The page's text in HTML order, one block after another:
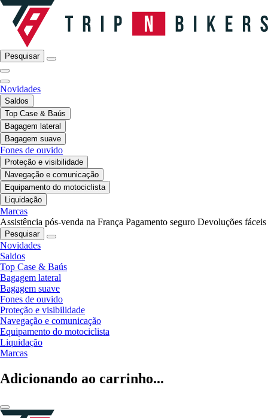
Pesquisar
Novidades
Saldos
Top Case & Baús
Bagagem lateral
Bagagem suave
Fones de ouvido
Proteção e visibilidade
Navegação e comunicação
Equipamento do motociclista
Liquidação
Marcas
Assistência pós-venda na França Pagamento seguro Devoluções fáceis
Pesquisar
Novidades
Saldos
Top Case & Baús
Bagagem lateral
Bagagem suave
Fones de ouvido
Proteção e visibilidade
Navegação e comunicação
Equipamento do motociclista
Liquidação
Marcas
Adicionando ao carrinho...